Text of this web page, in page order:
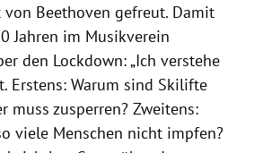
Beethoven gefreut. Damit
Jahren im Musikverein
den Lockdown: „Ich verstehe
Erstens: Warum sind Skilifte
muss zusperren? Zweitens:
viele Menschen nicht impfen?